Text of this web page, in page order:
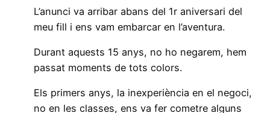
L’anunci va arribar abans del 1r aniversari del
meu fill i ens vam embarcar en l’aventura.
Durant aquests 15 anys, no ho negarem, hem
passat moments de tots colors.
Els primers anys, la inexperiència en el negoci,
no en les classes, ens va fer cometre alguns